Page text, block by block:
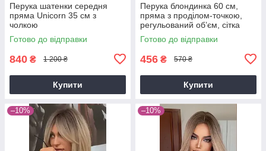
Перука шатенки середня
пряма Unicorn 35 см з
чолкою
Готово до відправки
840 ₴ 1 200 ₴
Купити
Перука блондинка 60 см,
пряма з проділом-точкою,
регульований об’єм, сітка
всередині, образ Барбі
Готово до відправки
456 ₴ 570 ₴
Купити
–10% –10%